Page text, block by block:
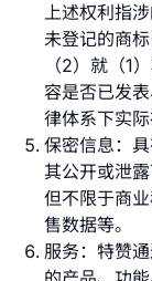
上述权利指
未登记的商
（2）就（1
容是否已发
律体系下实际
保密信息：
其公开或泄
但不限于商
售数据等。
服务：特赞